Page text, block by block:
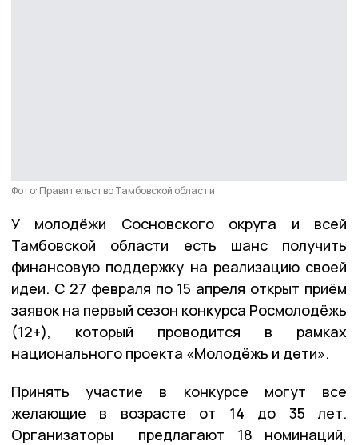
Фото: Правительство Тамбовской области
У молодёжи Сосновского округа и всей
Тамбовской области есть шанс получить
финансовую поддержку на реализацию своей
идеи. С 27 февраля по 15 апреля открыт приём
заявок на первый сезон конкурса Росмолодёжь
(12+), который проводится в рамках
национального проекта «Молодёжь и дети».
Принять участие в конкурсе могут все
желающие в возрасте от 14 до 35 лет.
Организаторы предлагают 18 номинаций,